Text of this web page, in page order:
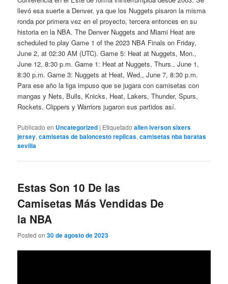
llevó esa suerte a Denver, ya que los Nuggets pisaron la misma
ronda por primera vez en el proyecto, tercera entonces en su
historia en la NBA. The Denver Nuggets and Miami Heat are
scheduled to play Game 1 of the 2023 NBA Finals on Friday,
June 2, at 02:30 AM (UTC). Game 5: Heat at Nuggets, Mon.,
June 12, 8:30 p.m. Game 1: Heat at Nuggets, Thurs., June 1,
8:30 p.m. Game 3: Nuggets at Heat, Wed., June 7, 8:30 p.m.
Para ese año la liga impuso que se jugara con camisetas con
mangas y Nets, Bulls, Knicks, Heat, Lakers, Thunder, Spurs,
Rockets, Clippers y Warriors jugaron sus partidos así.
Publicado en Uncategorized | Etiquetado allen iverson sixers
jersey,camisetas de baloncesto replicas,camisetas nba baratas
sevilla
Estas Son 10 De las
Camisetas Más Vendidas De
la NBA
Posted on30 de agosto de 2023